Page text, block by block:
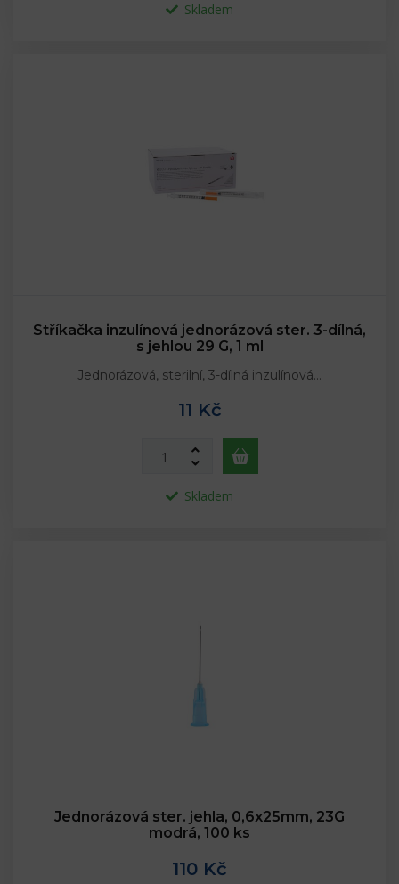
Skladem
Stříkačka inzulínová jednorázová ster. 3-dílná,
s jehlou 29 G, 1 ml
Jednorázová, sterilní, 3-dílná inzulínová…
11 Kč
Skladem
Jednorázová ster. jehla, 0,6x25mm, 23G
modrá, 100 ks
110 Kč